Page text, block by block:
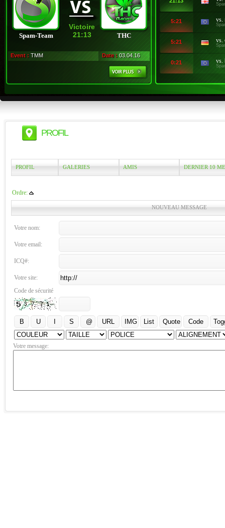
Spam-Team
Victoire
21:13
THC
Event : TMM Date : 03.04.16
5:21 vs.
5:21 vs.
0:21 vs.
PROFIL
PROFIL GALERIES AMIS DERNIER 10
Ordre:
NOUVEAU MESSAGE
Votre nom:
Votre email:
ICQ#:
Votre site:
Code de sécurité
Votre message: